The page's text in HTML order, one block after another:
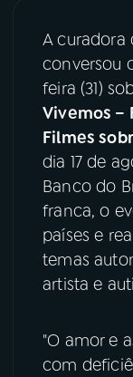
04
06
ÚLTIMAS
08PRÊMIO
ACOMPANHE A
A curadora
conversou
feira (31)
Vivemos –
Filmes
dia 17 de
Banco do
franca, o
países e
temas
artista e
"O amor e
com